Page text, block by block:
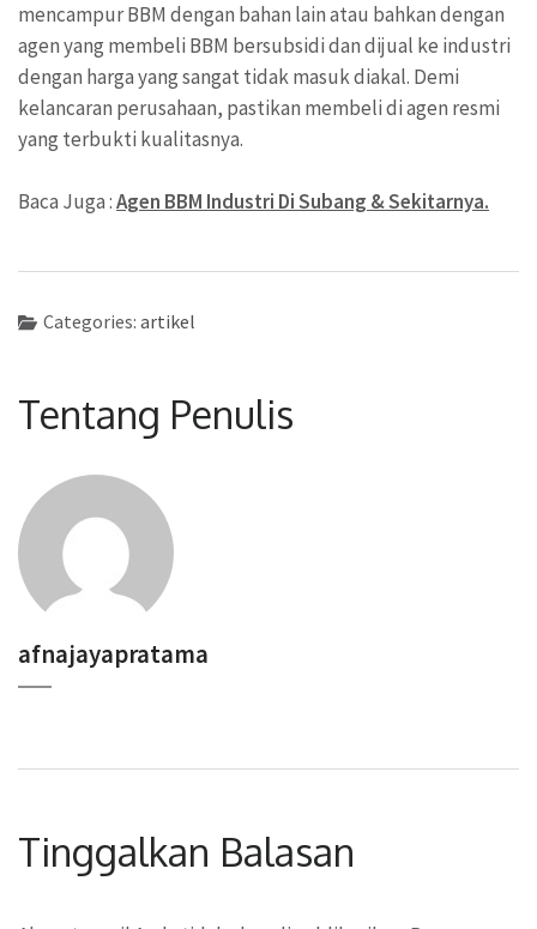
mencampur BBM dengan bahan lain atau bahkan dengan
agen yang membeli BBM bersubsidi dan dijual ke industri
dengan harga yang sangat tidak masuk diakal. Demi
kelancaran perusahaan, pastikan membeli di agen resmi
yang terbukti kualitasnya.
Baca Juga :Agen BBM Industri Di Subang & Sekitarnya.
Categories: artikel
Tentang Penulis
afnajayapratama
Tinggalkan Balasan